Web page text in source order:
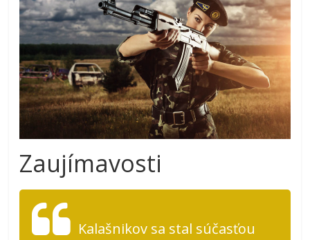
Zaujímavosti
Kalašnikov sa stal súčasťou